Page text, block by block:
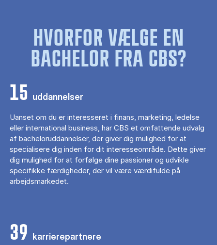
HVORFOR VÆLGE EN
BACHELOR FRA CBS?
15 uddannelser
Uanset om du er interesseret i finans, marketing, ledelse
eller international business, har CBS et omfattende udvalg
af bacheloruddannelser, der giver dig mulighed for at
specialisere dig inden for dit interesseområde. Dette giver
dig mulighed for at forfølge dine passioner og udvikle
specifikke færdigheder, der vil være værdifulde på
arbejdsmarkedet.
39 karrierepartnere